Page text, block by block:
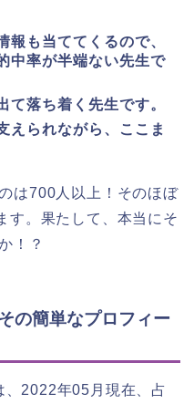
報も当ててくるので、
中率が半端ない先生で
て落ち着く先生です。
えられながら、ここま
は700人以上！そのほぼ
す。果たして、本当にそ
！？
の簡単なプロフィー
2022年05月現在、占